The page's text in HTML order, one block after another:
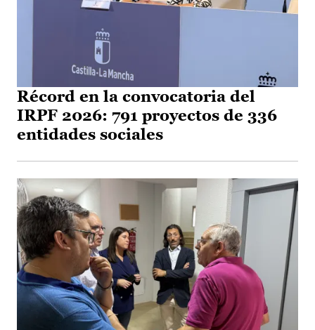
Récord en la convocatoria del
IRPF 2026: 791 proyectos de 336
entidades sociales